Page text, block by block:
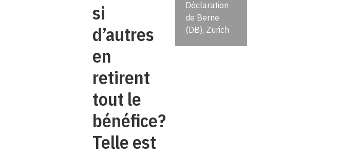
si
d’autres
en
retirent
tout le
bénéfice?
Telle est
Déclaration
de Berne
(DB), Zurich